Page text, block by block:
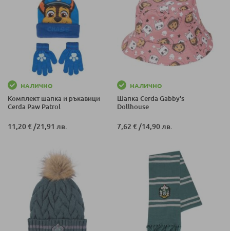
НАЛИЧНО
Комплект шапка и ръкавици
Cerda Paw Patrol
11,20 € /21,91 лв.
НАЛИЧНО
Шапка Cerda Gabby's
Dollhouse
7,62 € /14,90 лв.